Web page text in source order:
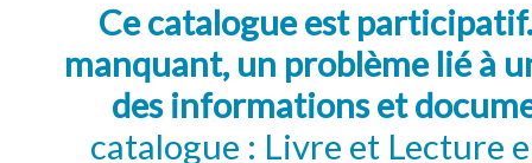
Ce catalogue est
manquant, un problème lié à
des informations et
catalogue : Livre et Lecture